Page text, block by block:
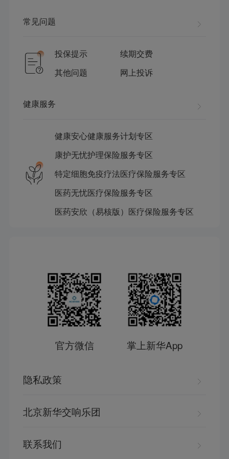
常见问题
投保提示
续期交费
其他问题
网上投诉
健康服务
健康安心健康服务计划专区
康护无忧护理保险服务专区
特定细胞免疫疗法医疗保险服务专区
医药无忧医疗保险服务专区
医药安欣（易核版）医疗保险服务专区
官方微信 掌上新华App
隐私政策
北京新华交响乐团
联系我们